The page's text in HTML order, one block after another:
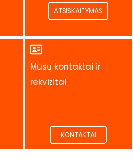
ATSISKAITYMAS
Mūsų kontaktai ir
rekvizitai
.
KONTAKTAI